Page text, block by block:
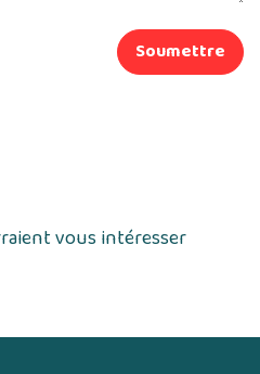
Soumettre
vous intéresser